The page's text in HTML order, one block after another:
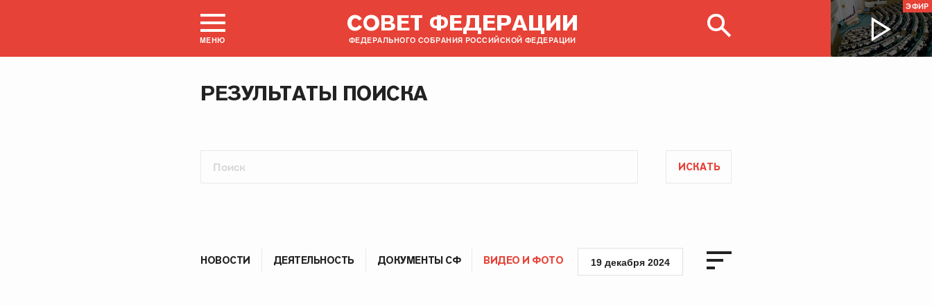
МЕНЮ
СОВЕТ ФЕДЕРАЦИИ
ФЕДЕРАЛЬНОГО СОБРАНИЯ РОССИЙСКОЙ ФЕДЕРАЦИИ
ЭФИР
РЕЗУЛЬТАТЫ ПОИСКА
ИСКАТЬ
НОВОСТИ ДЕЯТЕЛЬНОСТЬ ДОКУМЕНТЫ СФ ВИДЕО И ФОТО 19 декабря 2024